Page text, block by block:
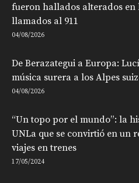
fueron hallados alterados
llamados al 911
04/08/2026
De Berazategui a Europa:
música surera a los Alpes
04/08/2026
“Un topo por el mundo”: la
UNLa que se convirtió en un
viajes en trenes
17/05/2024